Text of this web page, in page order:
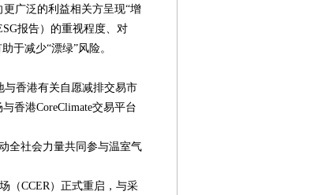
广泛的利益相关方呈现“增
报告）的重视程度、对
于减少“漂绿”风险。
香港有关自愿减排交易市
香港CoreClimate交易平台
全社会力量共同参与温室气
（CCER）正式重启，与采